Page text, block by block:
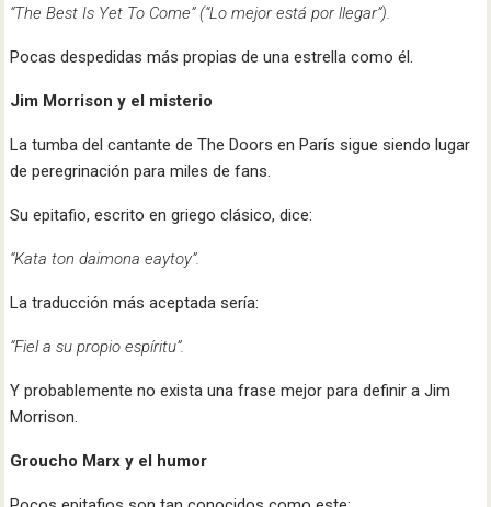
“The Best Is Yet To Come” (“Lo mejor está por llegar”).
Pocas despedidas más propias de una estrella como él.
Jim Morrison y el misterio
La tumba del cantante de The Doors en París sigue siendo lugar
de peregrinación para miles de fans.
Su epitafio, escrito en griego clásico, dice:
“Kata ton daimona eaytoy”.
La traducción más aceptada sería:
“Fiel a su propio espíritu”.
Y probablemente no exista una frase mejor para definir a Jim
Morrison.
Groucho Marx y el humor